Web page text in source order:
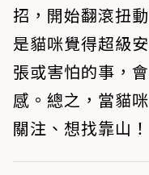
招，開始翻滾扭
是貓咪覺得超級
張或害怕的事，
感。總之，當貓
關注、想找靠山！